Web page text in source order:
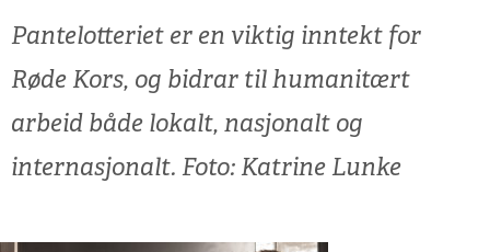
Pantelotteriet er en viktig inntekt for
Røde Kors, og bidrar til humanitært
arbeid både lokalt, nasjonalt og
internasjonalt. Foto: Katrine Lunke